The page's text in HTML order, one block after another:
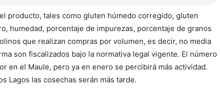
producto, tales como gluten húmedo corregido, gluten
humedad, porcentaje de impurezas, porcentaje de granos
que realizan compras por volumen, es decir, no media
son fiscalizados bajo la normativa legal vigente. El número
en el Maule, pero ya en enero se percibirá más actividad.
Lagos las cosechas serán más tarde.